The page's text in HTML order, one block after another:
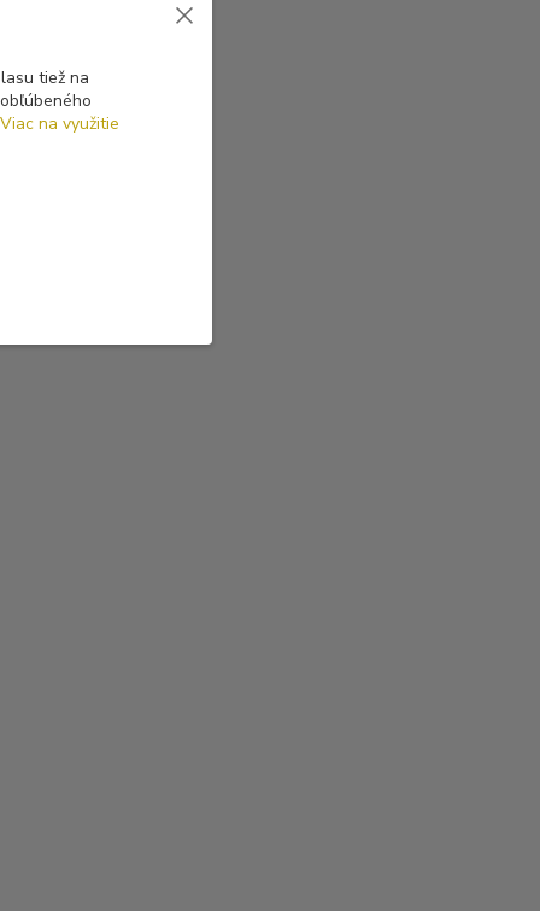
tiež na
Viac na využitie